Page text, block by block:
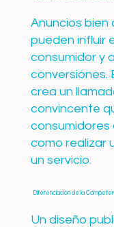
Anuncios bien
pueden influir
consumidor y
conversiones.
crea un
convincente
consumidores
como realizar
un servicio.
Diferenciación de la
Un diseño